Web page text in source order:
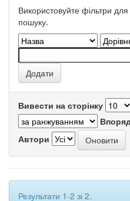
Використовуйте фільтри для
пошуку.
Вивести на сторінку
Автори
Результати 1-2 зі 2.